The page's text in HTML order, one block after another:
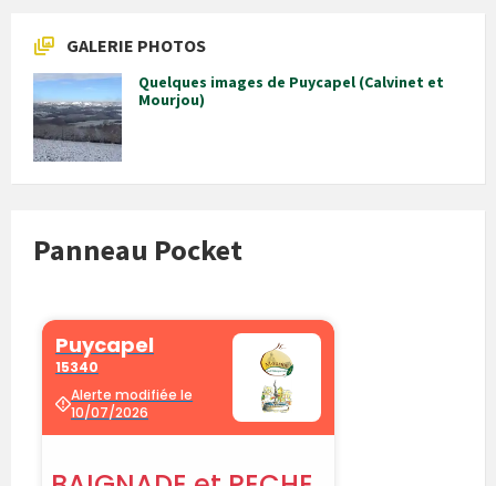
GALERIE PHOTOS
Quelques images de Puycapel (Calvinet et
Mourjou)
Panneau Pocket